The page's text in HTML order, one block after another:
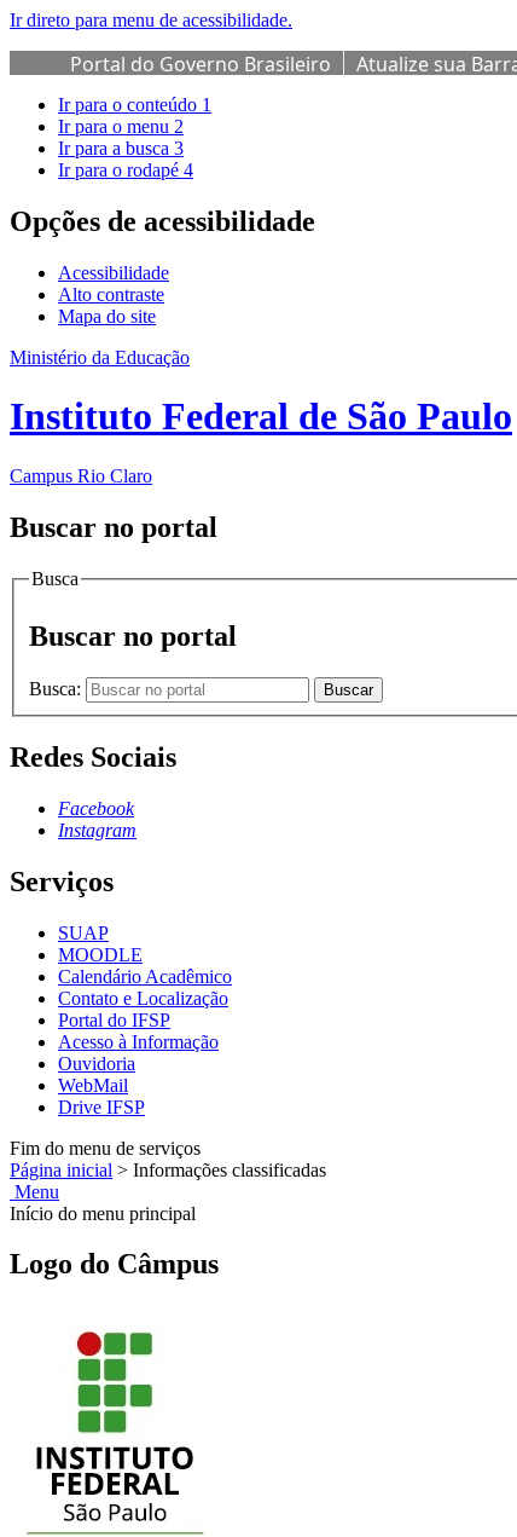
Ir direto para menu de acessibilidade.
Portal do Governo Brasileiro Atualize sua
Ir para o conteúdo 1
Ir para o menu 2
Ir para a busca 3
Ir para o rodapé 4
Opções de acessibilidade
Acessibilidade
Alto contraste
Mapa do site
Ministério da Educação
Instituto Federal de São Paulo
Campus Rio Claro
Buscar no portal
Busca
Buscar no portal
Busca: Buscar
Redes Sociais
Facebook
Instagram
Serviços
SUAP
MOODLE
Calendário Acadêmico
Contato e Localização
Portal do IFSP
Acesso à Informação
Ouvidoria
WebMail
Drive IFSP
Fim do menu de serviços
Página inicial > Informações classificadas
Menu
Início do menu principal
Logo do Câmpus